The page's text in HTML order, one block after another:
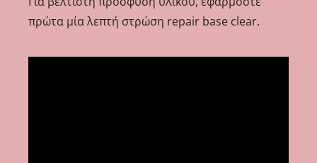
πρώτα μία λεπτή στρώση repair base clear.